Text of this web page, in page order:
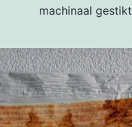
machinaal gestikt